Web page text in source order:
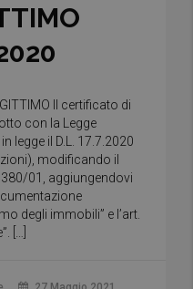
Il certificato di
con la Legge
legge il D.L. 17.7.2020
modificando il
380/01, aggiungendovi
degli immobili” e l’art.
[…]